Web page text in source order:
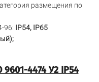
размещения по
96: IP54, IP65
4474 У2 IP54